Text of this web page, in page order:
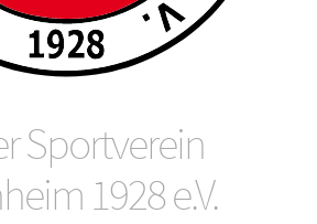
Sportverein
1928 e.V.